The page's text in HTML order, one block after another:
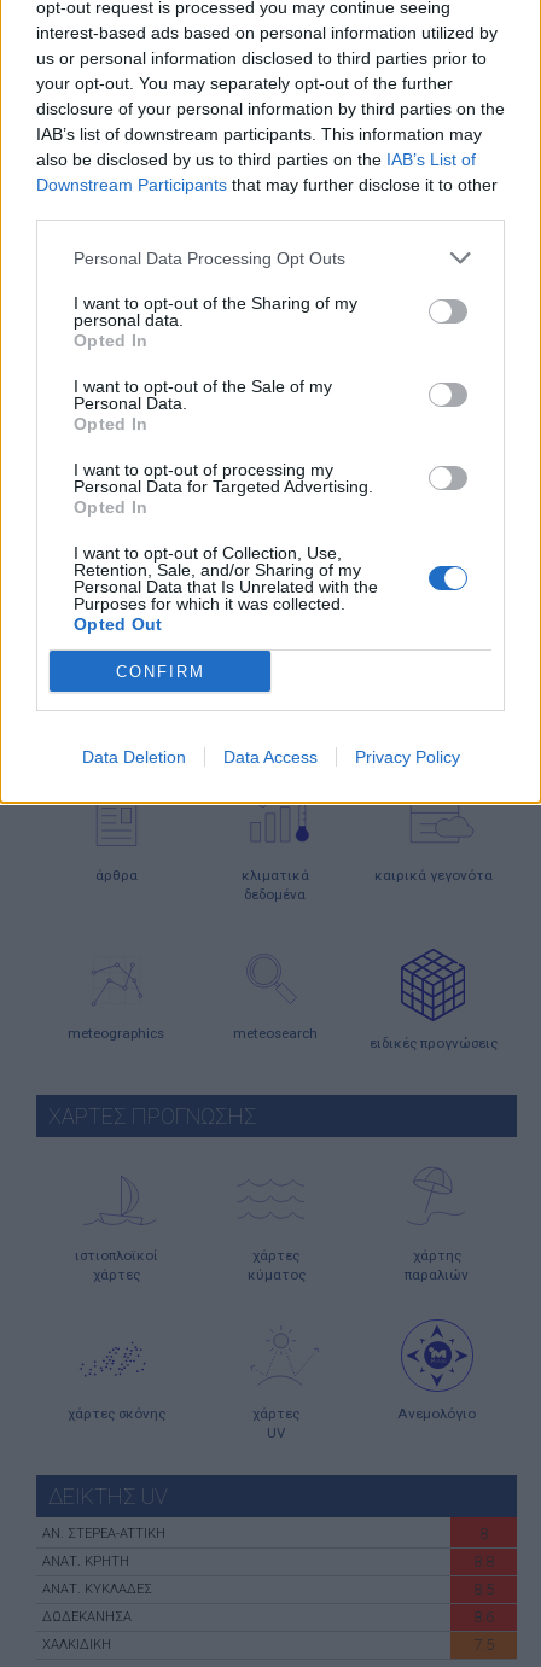
opt-out request is processed you may continue seeing
interest-based ads based on personal information utilized by
us or personal information disclosed to third parties prior to
your opt-out. You may separately opt-out of the further
disclosure of your personal information by third parties on the
IAB’s list of downstream participants. This information may
also be disclosed by us to third parties on the IAB’s List of
Downstream Participants that may further disclose it to other
Personal Data Processing Opt Outs
I want to opt-out of the Sharing of my
personal data.
Opted In
I want to opt-out of the Sale of my
Personal Data.
Opted In
I want to opt-out of processing my
Personal Data for Targeted Advertising.
Opted In
I want to opt-out of Collection, Use,
Retention, Sale, and/or Sharing of my
Personal Data that Is Unrelated with the
Purposes for which it was collected.
Opted Out
CONFIRM
Data Deletion Data Access Privacy Policy
ΠΡΟΓΝΩΣΗ ΘΕΡΜΟΚΡΑΣΙΩΝ
ΧΑΜΗΛΟΤΕΡΕΣ
ΜΕΤΣΟΒΟ 25°C
ΚΑΡΠΕΝΗΣΙ 27°C
ΣΤΕΝΗ ΕΥΒΟΙΑΣ
ΥΨΗΛΟΤΕΡΕΣ
ΑΡΓΟΣ 37°C
ΤΟΛΟ ΑΡΓΟΛΙΔΑΣ
παρατηρήσεις (realtime) πατήστε
εδώ
Ο ΚΑΙΡΟΣ ΤΩΡΑ (LIVE)
σταθμοί
κεραυνών
άρθρα
κλιματικά
δεδομένα
καιρικά γεγονότα
meteographics meteosearch
ειδικές προγνώσεις
ΧΑΡΤΕΣ ΠΡΟΓΝΩΣΗΣ
ιστιοπλοϊκοί
χάρτες
χάρτες
κύματος
χάρτης
παραλιών
χάρτες σκόνης
χάρτες
UV
Ανεμολόγιο
ΔΕΙΚΤΗΣ UV
ΑN. ΣΤΕΡΕΑ-ATTIKH 8
ΑΝΑΤ. ΚΡΗΤΗ 8.8
ΑΝΑΤ. ΚΥΚΛΑΔΕΣ 8.5
ΔΩΔΕΚΑΝΗΣΑ 8.6
ΧΑΛΚΙΔΙΚΗ 7.5